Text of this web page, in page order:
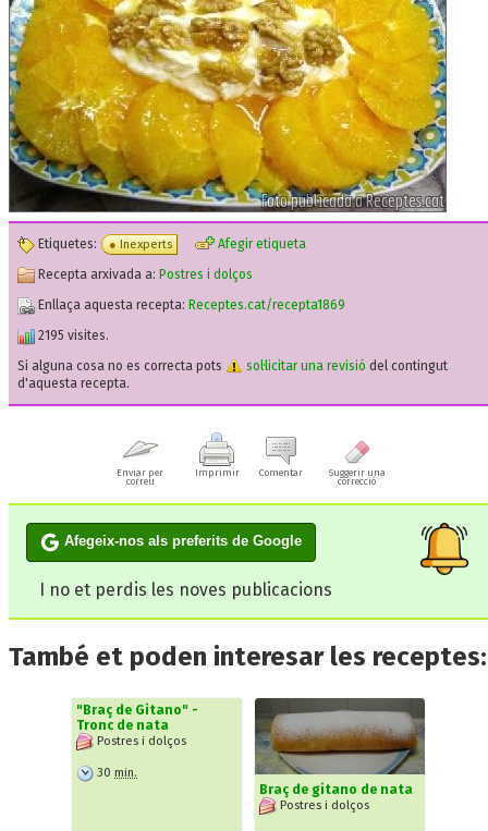
Etiquetes: Inexperts
Afegir etiqueta
Recepta arxivada a: Postres i dolços
Enllaça aquesta recepta: Receptes.cat/recepta1869
2195 visites.
Si alguna cosa no es correcta pots
sol·licitar una revisió del contingut
d'aquesta recepta.
Enviar per
correu
Imprimir Comentar
Suggerir una
correcció
Afegeix-nos als preferits de Google
I no et perdis les noves publicacions
També et poden interesar les receptes:
"Braç de Gitano" -
Tronc de nata
Postres i dolços
30 min.
Braç de gitano de nata
Postres i dolços